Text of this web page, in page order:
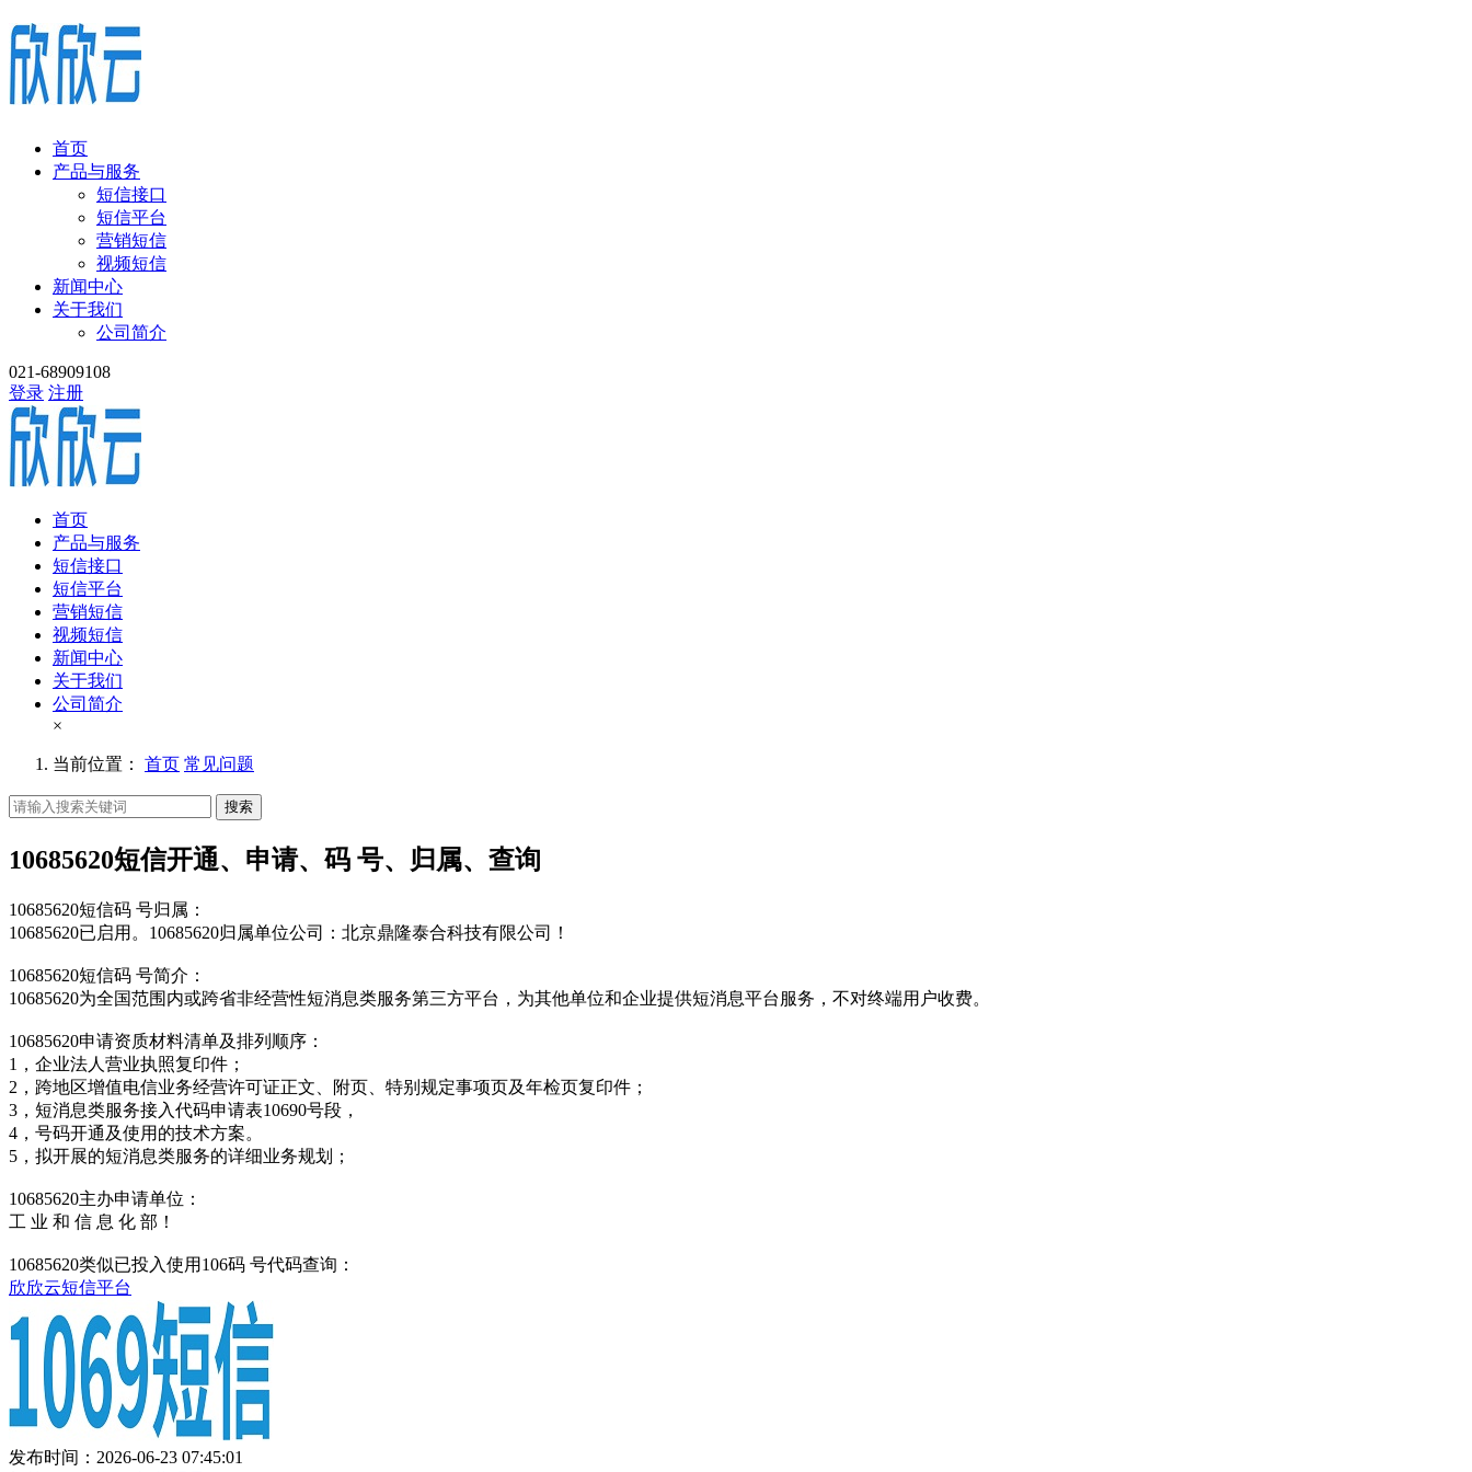
首页
产品与服务
短信接口
短信平台
营销短信
视频短信
新闻中心
关于我们
公司简介
021-68909108
登录 注册
首页
产品与服务
短信接口
短信平台
营销短信
视频短信
新闻中心
关于我们
公司简介
×
当前位置： 首页 常见问题
搜索
10685620短信开通、申请、码 号、归属、查询
10685620短信码 号归属：
10685620已启用。10685620归属单位公司：北京鼎隆泰合科技有限公司！
10685620短信码 号简介：
10685620为全国范围内或跨省非经营性短消息类服务第三方平台，为其他单位和企业提供短消息平台服务，不对终端用户收费。
10685620申请资质材料清单及排列顺序：
1，企业法人营业执照复印件；
2，跨地区增值电信业务经营许可证正文、附页、特别规定事项页及年检页复印件；
3，短消息类服务接入代码申请表10690号段，
4，号码开通及使用的技术方案。
5，拟开展的短消息类服务的详细业务规划；
10685620主办申请单位：
工 业 和 信 息 化 部！
10685620类似已投入使用106码 号代码查询：
欣欣云短信平台
发布时间：2026-06-23 07:45:01